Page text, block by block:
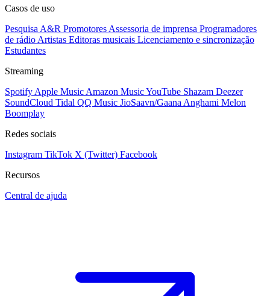
Casos de uso
Pesquisa A&R Promotores Assessoria de imprensa Programadores
de rádio Artistas Editoras musicais Licenciamento e sincronização
Estudantes
Streaming
Spotify Apple Music Amazon MusicYouTube Shazam Deezer
SoundCloud Tidal QQ Music JioSaavn/Gaana Anghami Melon
Boomplay
Redes sociais
Instagram TikTok X (Twitter) Facebook
Recursos
Central de ajuda